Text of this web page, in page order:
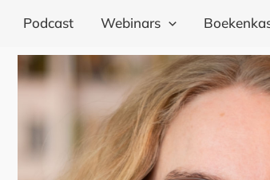
Podcast Webinars